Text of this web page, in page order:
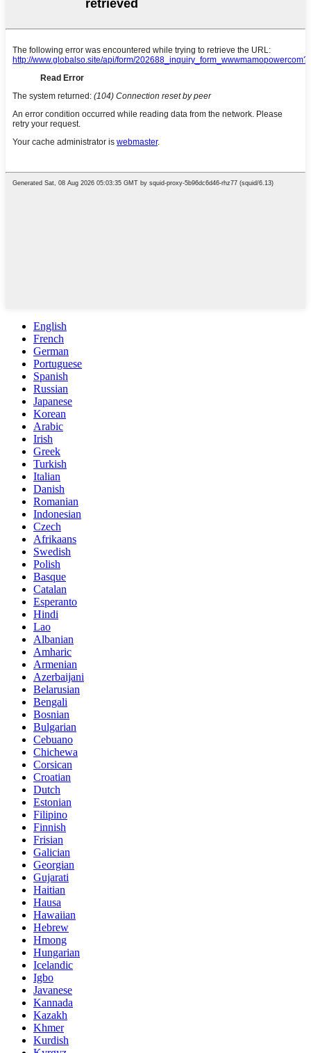
English
French
German
Portuguese
Spanish
Russian
Japanese
Korean
Arabic
Irish
Greek
Turkish
Italian
Danish
Romanian
Indonesian
Czech
Afrikaans
Swedish
Polish
Basque
Catalan
Esperanto
Hindi
Lao
Albanian
Amharic
Armenian
Azerbaijani
Belarusian
Bengali
Bosnian
Bulgarian
Cebuano
Chichewa
Corsican
Croatian
Dutch
Estonian
Filipino
Finnish
Frisian
Galician
Georgian
Gujarati
Haitian
Hausa
Hawaiian
Hebrew
Hmong
Hungarian
Icelandic
Igbo
Javanese
Kannada
Kazakh
Khmer
Kurdish